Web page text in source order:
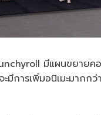
มีแผนขยายค
การเพิ่มอนิเมะมากกว่